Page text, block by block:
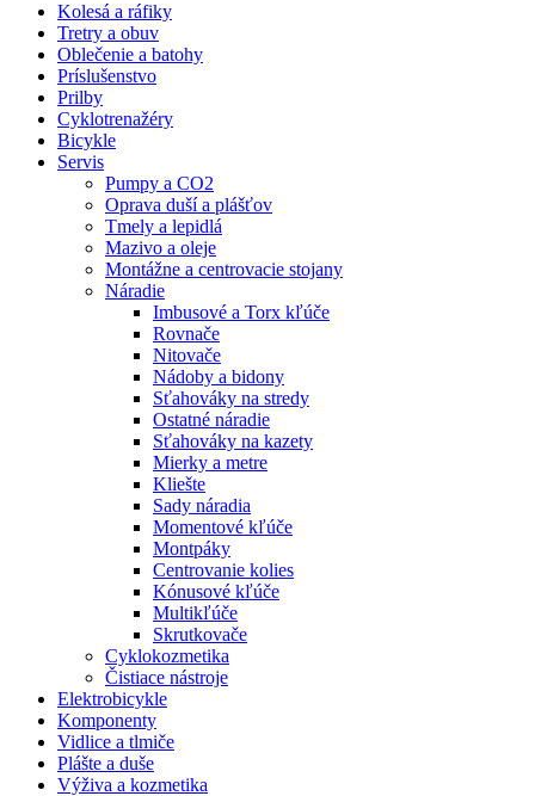
Kolesá a ráfiky
Tretry a obuv
Oblečenie a batohy
Príslušenstvo
Prilby
Cyklotrenažéry
Bicykle
Servis
Pumpy a CO2
Oprava duší a plášťov
Tmely a lepidlá
Mazivo a oleje
Montážne a centrovacie stojany
Náradie
Imbusové a Torx kľúče
Rovnače
Nitovače
Nádoby a bidony
Sťahováky na stredy
Ostatné náradie
Sťahováky na kazety
Mierky a metre
Kliešte
Sady náradia
Momentové kľúče
Montpáky
Centrovanie kolies
Kónusové kľúče
Multikľúče
Skrutkovače
Cyklokozmetika
Čistiace nástroje
Elektrobicykle
Komponenty
Vidlice a tlmiče
Plášte a duše
Výživa a kozmetika